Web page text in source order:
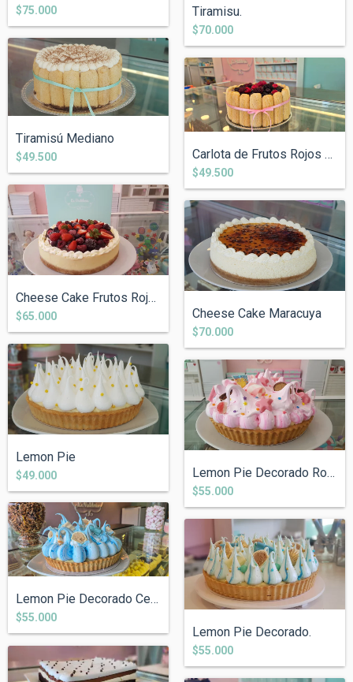
$75.000 Tiramisu.
$70.000
Tiramisú Mediano
$49.500 Carlota de Frutos Rojos Mediana
$49.500
Cheese Cake Frutos Rojos
$65.000 Cheese Cake Maracuya
$70.000
Lemon Pie
$49.000 Lemon Pie Decorado Rosa
$55.000
Lemon Pie Decorado Celeste.
$55.000
Lemon Pie Decorado.
$55.000